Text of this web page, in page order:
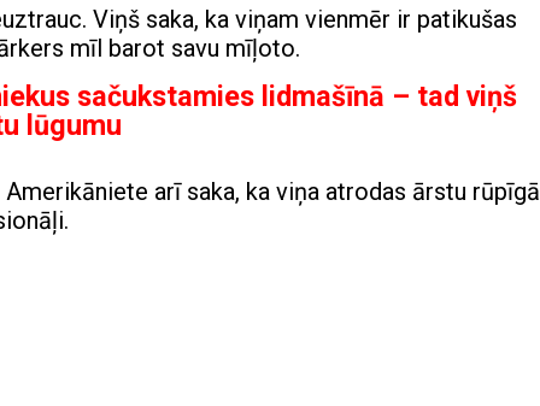
Viņš saka, ka viņam vienmēr ir patikušas
mīl barot savu mīļoto.
sačukstamies lidmašīnā – tad viņš
lūgumu
arī saka, ka viņa atrodas ārstu rūpīgā